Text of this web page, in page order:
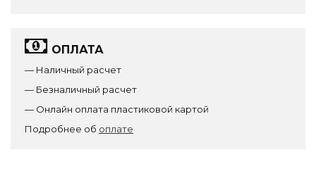
ОПЛАТА
— Наличный расчет
— Безналичный расчет
— Онлайн оплата пластиковой картой
Подробнее об оплате